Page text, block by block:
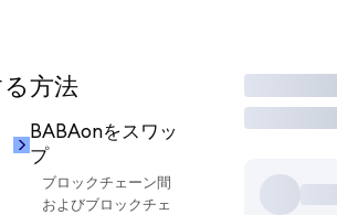
方法
BABAonをスワッ
プ
ブロックチェーン間
およびブロックチェ
取引